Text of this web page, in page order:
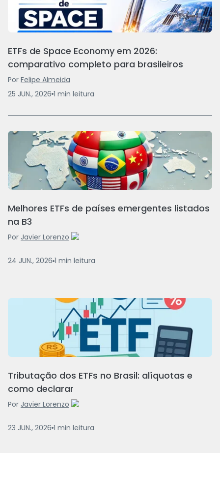
ETFs de Space Economy em 2026:
comparativo completo para brasileiros
Por Felipe Almeida
25 JUN., 2026 1 min leitura
Melhores ETFs de países emergentes listados
na B3
Por Javier Lorenzo
24 JUN., 2026 1 min leitura
Tributação dos ETFs no Brasil: alíquotas e
como declarar
Por Javier Lorenzo
23 JUN., 2026 1 min leitura